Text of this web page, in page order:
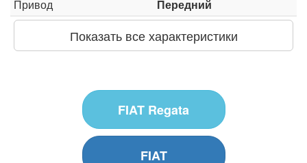
Привод Передний
Показать все характеристики
FIAT Regata
FIAT